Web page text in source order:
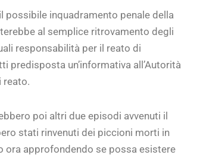
possibile inquadramento penale della
al semplice ritrovamento degli
responsabilità per il reato di
predisposta un’informativa all’Autorità
reato.
poi altri due episodi avvenuti il
stati rinvenuti dei piccioni morti in
ora approfondendo se possa esistere